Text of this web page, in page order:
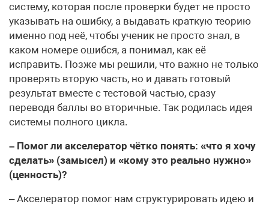
систему, которая после проверки будет не просто
указывать на ошибку, а выдавать краткую теорию
именно под неё, чтобы ученик не просто знал, в
каком номере ошибся, а понимал, как её
исправить. Позже мы решили, что важно не только
проверять вторую часть, но и давать готовый
результат вместе с тестовой частью, сразу
переводя баллы во вторичные. Так родилась идея
системы полного цикла.
– Помог ли акселератор чётко понять: «что я хочу
сделать» (замысел) и «кому это реально нужно»
(ценность)?
– Акселератор помог нам структурировать идею и